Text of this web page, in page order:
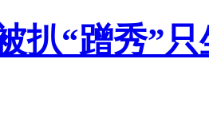
扒“蹭秀”